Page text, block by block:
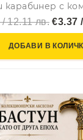
карабинер с
12.11 лв. €3.37
ДОБАВИ В